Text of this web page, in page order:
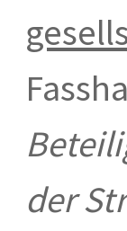
der